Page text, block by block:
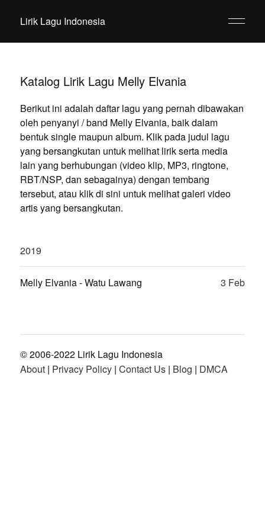
Lirik Lagu Indonesia
Katalog Lirik Lagu Melly Elvania
Berikut ini adalah daftar lagu yang pernah dibawakan
oleh penyanyi / band Melly Elvania, baik dalam
bentuk single maupun album. Klik pada judul lagu
yang bersangkutan untuk melihat lirik serta media
lain yang berhubungan (video klip, MP3, ringtone,
RBT/NSP, dan sebagainya) dengan tembang
tersebut, atau klik di sini untuk melihat galeri video
artis yang bersangkutan.
2019
Melly Elvania - Watu Lawang 3 Feb
© 2006-2022 Lirik Lagu Indonesia
About| Privacy Policy| Contact Us| Blog | DMCA